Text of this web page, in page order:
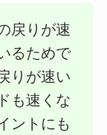
戻りが速
るためで
りが速い
も速くな
ントにも